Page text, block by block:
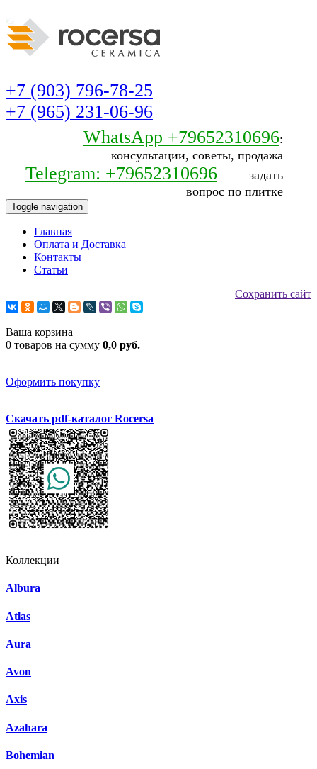
+7 (903) 796-78-25
+7 (965) 231-06-96
WhatsApp +79652310696:
консультации, советы, продажа
Telegram: +79652310696
задать
вопрос по плитке
Toggle navigation
Главная
Оплата и Доставка
Контакты
Статьи
Сохранить сайт
Ваша корзина
0 товаров на сумму 0,0 руб.
Оформить покупку
Скачать pdf-каталог Rocersa
Коллекции
Albura
Atlas
Aura
Avon
Axis
Azahara
Bohemian